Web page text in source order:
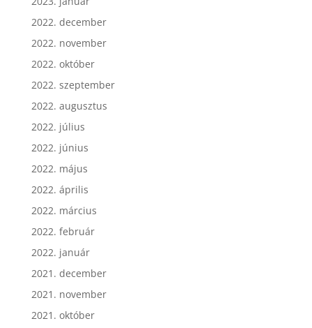
2022. december
2022. november
2022. október
2022. szeptember
2022. augusztus
2022. július
2022. június
2022. május
2022. április
2022. március
2022. február
2022. január
2021. december
2021. november
2021. október